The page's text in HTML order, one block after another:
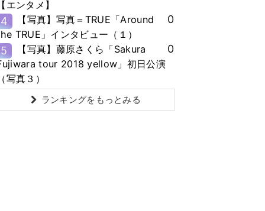
エンタメ】
4
【写真】写真＝TRUE「Around
TRUE」インタビュー（１）
0
5
【写真】藤原さくら「Sakura
tour 2018 yellow」初日公演
写真３）
0
ランキングをもっとみる